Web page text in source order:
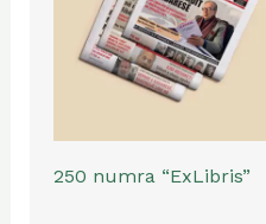
250 numra “ExLibris”